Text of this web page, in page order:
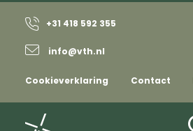
+31 418 592 355
info@vth.nl
Cookieverklaring Contact